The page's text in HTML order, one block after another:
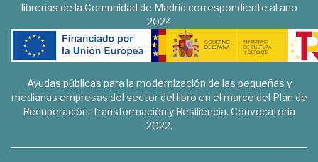
librerías de la Comunidad de Madrid correspondiente al año
2024
Ayudas públicas para la modernización de las pequeñas y
medianas empresas del sector del libro en el marco del Plan de
Recuperación, Transformación y Resiliencia. Convocatoria
2022.